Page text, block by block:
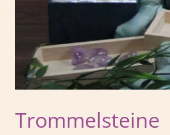
Trommelsteine